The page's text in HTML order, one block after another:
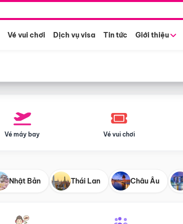
Vé vui chơi Dịch vụ visa Tin tức Giới thiệu
Vé máy bay Vé vui chơi
Nhật Bản Thái Lan Châu Âu